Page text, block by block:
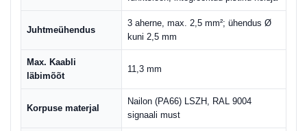
Juhtmeühendus
3 aherne, max. 2,5 mm²; ühendus Ø
kuni 2,5 mm
Max. Kaabli
läbimõõt
11,3 mm
Korpuse materjal
Nailon (PA66) LSZH, RAL 9004
signaali must